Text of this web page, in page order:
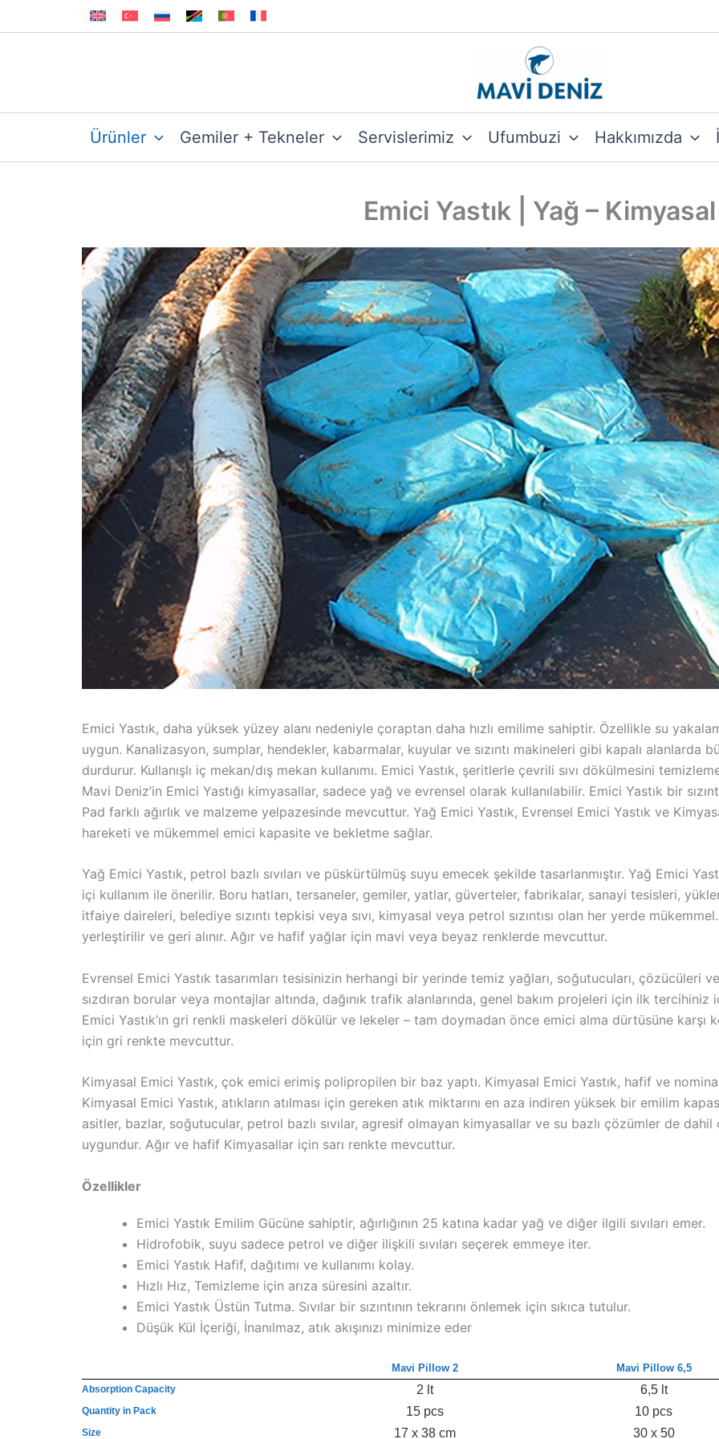
atla
Ürünler Gemiler + Tekneler Servislerimiz Ufumbuzi Hakkımızda
Emici Yastık | Yağ – Kimyasal
Emici Yastık, daha yüksek yüzey alanı nedeniyle çoraptan daha hızlı emilime sahiptir. Özellikle su
uygun. Kanalizasyon, sumplar, hendekler, kabarmalar, kuyular ve sızıntı makineleri gibi kapalı alanlarda
durdurur. Kullanışlı iç mekan/dış mekan kullanımı. Emici Yastık, şeritlerle çevrili sıvı dökülmesini
Mavi Deniz’in Emici Yastığı kimyasallar, sadece yağ ve evrensel olarak kullanılabilir. Emici Yastık bir
Pad farklı ağırlık ve malzeme yelpazesinde mevcuttur. Yağ Emici Yastık, Evrensel Emici Yastık ve
hareketi ve mükemmel emici kapasite ve bekletme sağlar.
Yağ Emici Yastık, petrol bazlı sıvıları ve püskürtülmüş suyu emecek şekilde tasarlanmıştır. Yağ Emici
içi kullanım ile önerilir. Boru hatları, tersaneler, gemiler, yatlar, güverteler, fabrikalar, sanayi tesisleri,
itfaiye daireleri, belediye sızıntı tepkisi veya sıvı, kimyasal veya petrol sızıntısı olan her yerde
yerleştirilir ve geri alınır. Ağır ve hafif yağlar için mavi veya beyaz renklerde mevcuttur.
Evrensel Emici Yastık tasarımları tesisinizin herhangi bir yerinde temiz yağları, soğutucuları, çözücüleri
sızdıran borular veya montajlar altında, dağınık trafik alanlarında, genel bakım projeleri için ilk tercihiniz
Emici Yastık’ın gri renkli maskeleri dökülür ve lekeler – tam doymadan önce emici alma dürtüsüne karşı
için gri renkte mevcuttur.
Kimyasal Emici Yastık, çok emici erimiş polipropilen bir baz yaptı. Kimyasal Emici Yastık, hafif ve
Kimyasal Emici Yastık, atıkların atılması için gereken atık miktarını en aza indiren yüksek bir emilim
asitler, bazlar, soğutucular, petrol bazlı sıvılar, agresif olmayan kimyasallar ve su bazlı çözümler de dahil
uygundur. Ağır ve hafif Kimyasallar için sarı renkte mevcuttur.
Özellikler
Emici Yastık Emilim Gücüne sahiptir, ağırlığının 25 katına kadar yağ ve diğer ilgili sıvıları emer.
Hidrofobik, suyu sadece petrol ve diğer ilişkili sıvıları seçerek emmeye iter.
Emici Yastık Hafif, dağıtımı ve kullanımı kolay.
Hızlı Hız, Temizleme için arıza süresini azaltır.
Emici Yastık Üstün Tutma. Sıvılar bir sızıntının tekrarını önlemek için sıkıca tutulur.
Düşük Kül İçeriği, İnanılmaz, atık akışınızı minimize eder
Mavi Pillow 2 Mavi Pillow 6,5
Absorption Capacity 2 lt 6,5 lt
Quantity in Pack 15 pcs 10 pcs
Size 17 x 38 cm 30 x 50